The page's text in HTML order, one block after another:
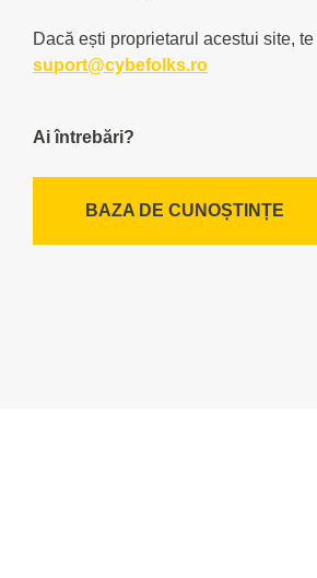
Dacă ești proprietarul acestui site,
suport@cybefolks.ro
Ai întrebări?
BAZA DE CUNOȘTINȚE